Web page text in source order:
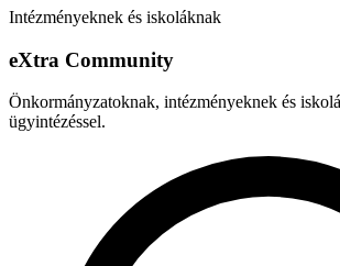
Intézményeknek és iskoláknak
eXtra Community
Önkormányzatoknak, intézményeknek és
ügyintézéssel.